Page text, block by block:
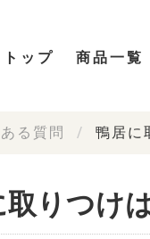
トップ 商品一覧
る質問 鴨居に
取りつけ